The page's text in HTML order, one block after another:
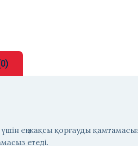
үшін ең жақсы қорғауды
етеді.